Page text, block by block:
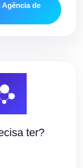
de
ter?